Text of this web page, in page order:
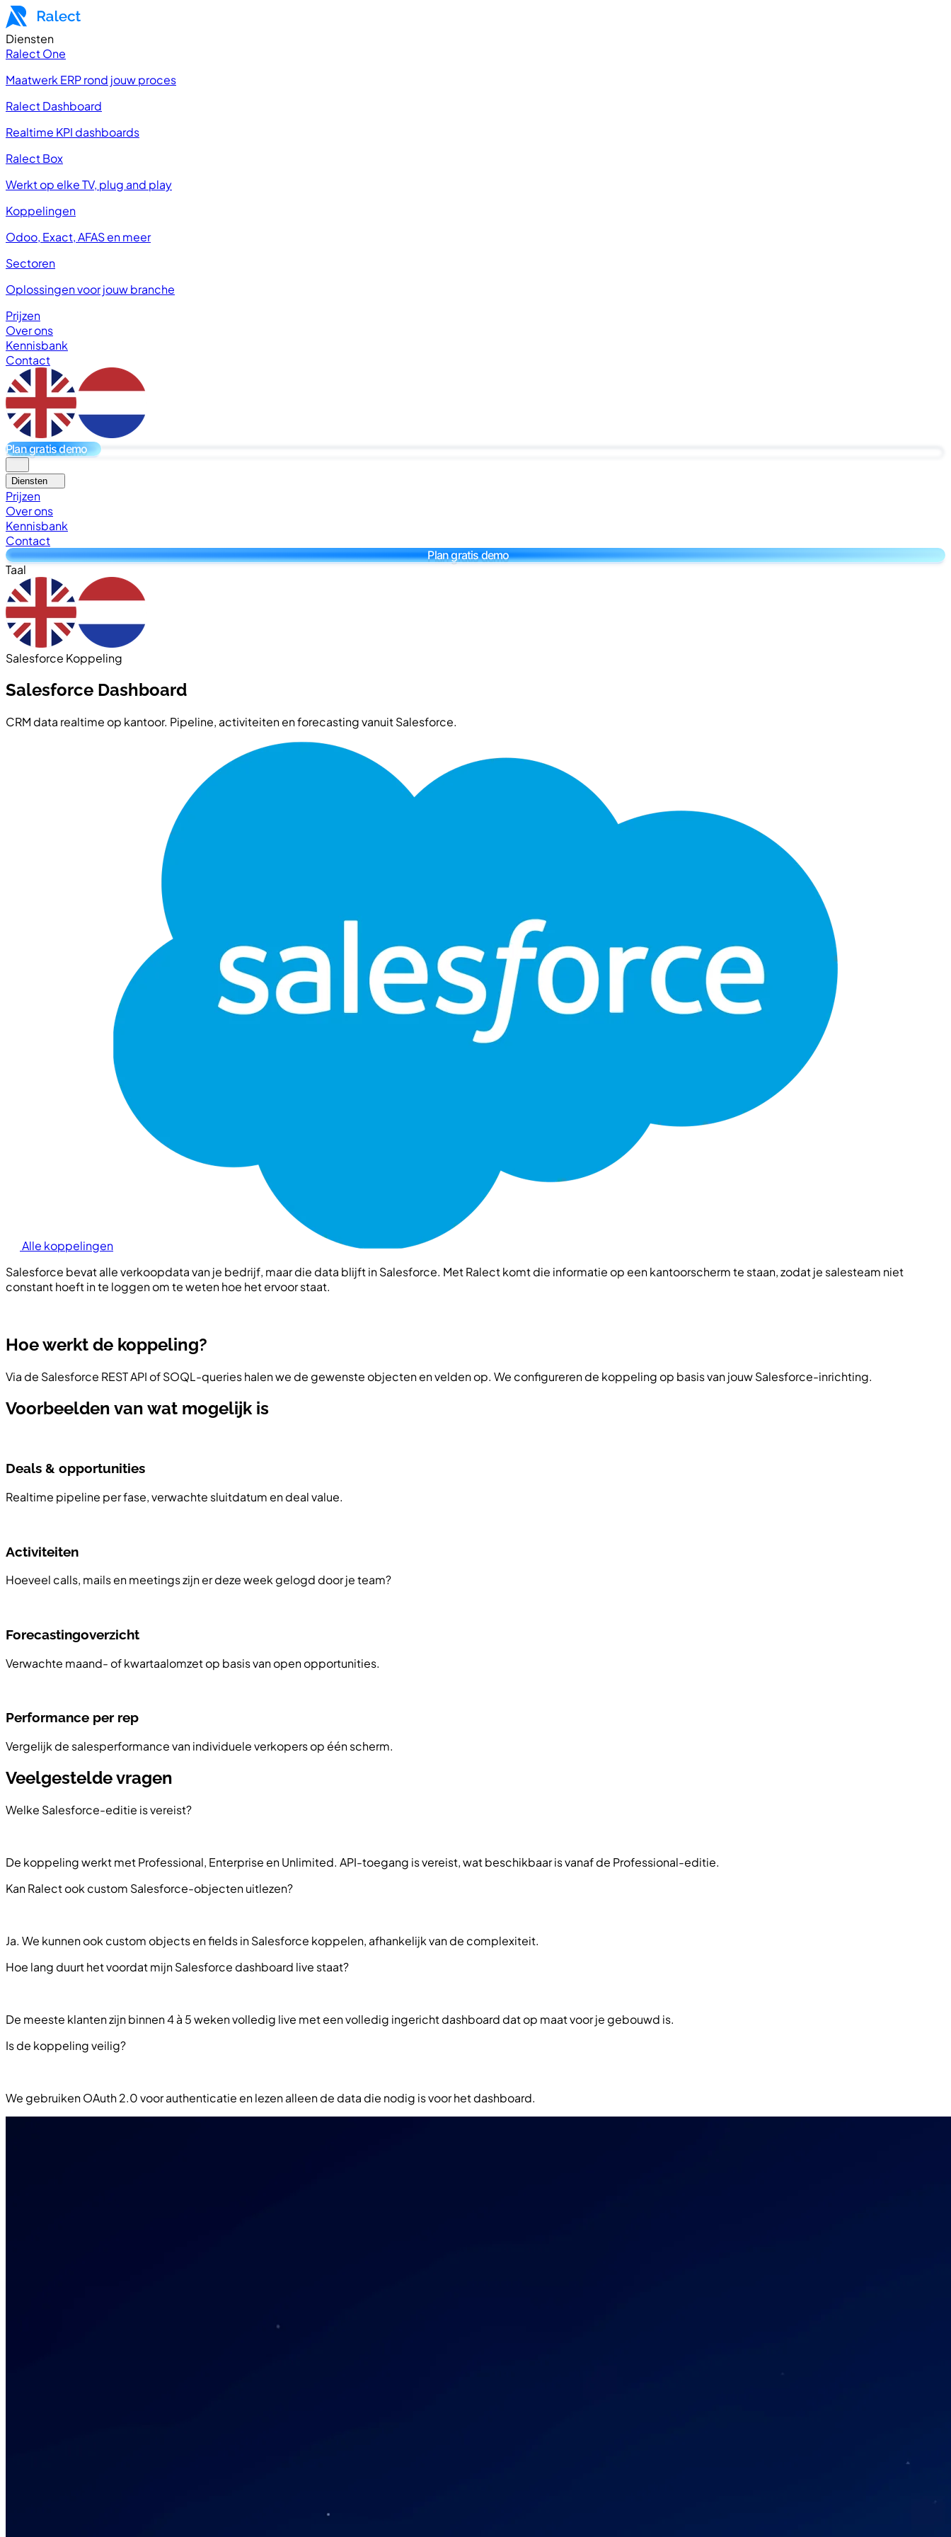
Diensten
Ralect One
Maatwerk ERP rond jouw proces
Ralect Dashboard
Realtime KPI dashboards
Ralect Box
Werkt op elke TV, plug and play
Koppelingen
Odoo, Exact, AFAS en meer
Sectoren
Oplossingen voor jouw branche
Prijzen
Over ons
Kennisbank
Contact
Plan gratis demo
Diensten
Prijzen
Over ons
Kennisbank
Contact
Plan gratis demo
Taal
Salesforce Koppeling
Salesforce Dashboard
CRM data realtime op kantoor. Pipeline, activiteiten en forecasting vanuit Salesforce.
Alle koppelingen
Salesforce bevat alle verkoopdata van je bedrijf, maar die data blijft in Salesforce. Met Ralect komt die informatie op een kantoorscherm te staan, zodat je salesteam niet
constant hoeft in te loggen om te weten hoe het ervoor staat.
Hoe werkt de koppeling?
Via de Salesforce REST API of SOQL-queries halen we de gewenste objecten en velden op. We configureren de koppeling op basis van jouw Salesforce-inrichting.
Voorbeelden van wat mogelijk is
Deals & opportunities
Realtime pipeline per fase, verwachte sluitdatum en deal value.
Activiteiten
Hoeveel calls, mails en meetings zijn er deze week gelogd door je team?
Forecastingoverzicht
Verwachte maand- of kwartaalomzet op basis van open opportunities.
Performance per rep
Vergelijk de salesperformance van individuele verkopers op één scherm.
Veelgestelde vragen
Welke Salesforce-editie is vereist?
De koppeling werkt met Professional, Enterprise en Unlimited. API-toegang is vereist, wat beschikbaar is vanaf de Professional-editie.
Kan Ralect ook custom Salesforce-objecten uitlezen?
Ja. We kunnen ook custom objects en fields in Salesforce koppelen, afhankelijk van de complexiteit.
Hoe lang duurt het voordat mijn Salesforce dashboard live staat?
De meeste klanten zijn binnen 4 à 5 weken volledig live met een volledig ingericht dashboard dat op maat voor je gebouwd is.
Is de koppeling veilig?
We gebruiken OAuth 2.0 voor authenticatie en lezen alleen de data die nodig is voor het dashboard.